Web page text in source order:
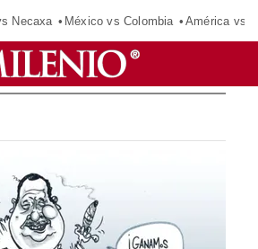
Necaxa México vs Colombia América vs